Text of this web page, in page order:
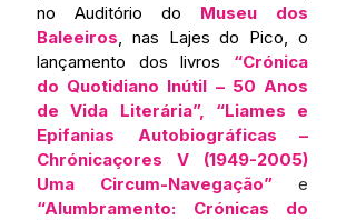
no Auditório do Museu dos
Baleeiros , nas Lajes do Pico, o
lançamento dos livros “Crónica
do Quotidiano Inútil – 50 Anos
de Vida Literária”, “Liames e
Epifanias Autobiográficas –
Chrónicaçores V (1949-2005)
Uma Circum-Navegação” e
“Alumbramento: Crónicas do